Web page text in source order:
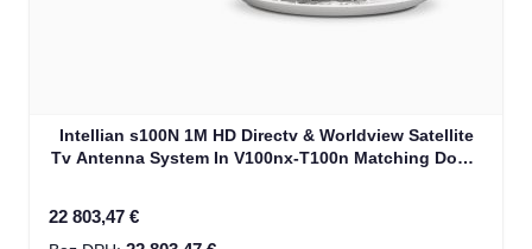
Intellian s100N 1M HD Directv & Worldview Satellite
Tv Antenna System In V100nx-T100n Matching Dome
22 803,47 €